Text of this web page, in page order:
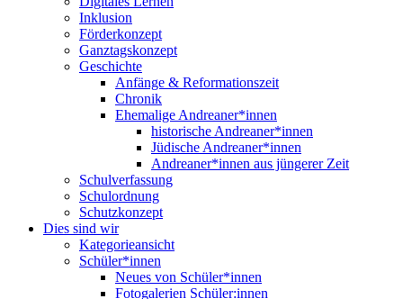
Inklusion
Förderkonzept
Ganztagskonzept
Geschichte
Anfänge & Reformationszeit
Chronik
Ehemalige Andreaner*innen
historische Andreaner*innen
Jüdische Andreaner*innen
Andreaner*innen aus jüngerer Zeit
Schulverfassung
Schulordnung
Schutzkonzept
Dies sind wir
Kategorieansicht
Schüler*innen
Neues von Schüler*innen
Fotogalerien Schüler:innen